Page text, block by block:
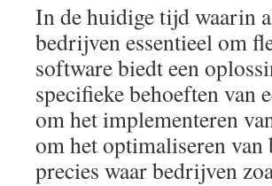
In de huidige tijd waarin
bedrijven essentieel om
software biedt een
specifieke behoeften van
om het implementeren
om het optimaliseren van
precies waar bedrijven